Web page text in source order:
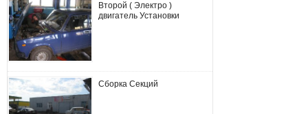
Второй ( Электро )
двигатель Установки
Сборка Секций